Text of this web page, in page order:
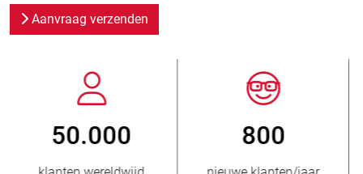
Aanvraag verzenden
800 > 3.500.000